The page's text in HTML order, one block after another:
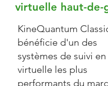
virtuelle haut-de-
KineQuantum
bénéficie d'un des
systèmes de suivi
virtuelle les plus
performants du